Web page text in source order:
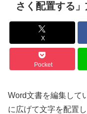
さく配置する
X
Pocket
Word文書を編集して
に広げて文字を配置